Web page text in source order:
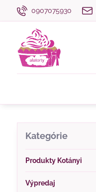
0907075930
Kategórie
Produkty Kotányi
Výpredaj